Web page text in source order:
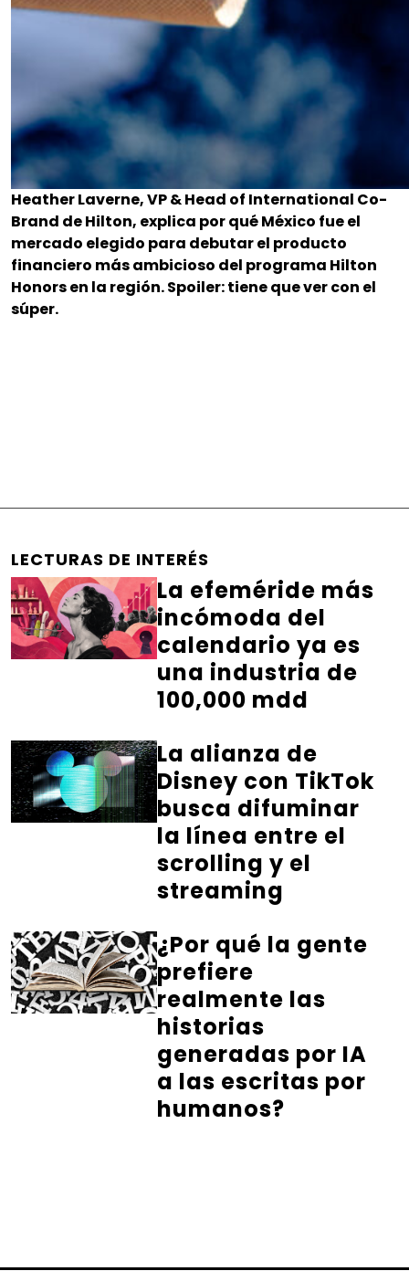
Heather Laverne, VP & Head of International Co-
Brand de Hilton, explica por qué México fue el
mercado elegido para debutar el producto
financiero más ambicioso del programa Hilton
Honors en la región. Spoiler: tiene que ver con el
súper.
LECTURAS DE INTERÉS
La efeméride más
incómoda del
calendario ya es
una industria de
100,000 mdd
La alianza de
Disney con TikTok
busca difuminar
la línea entre el
scrolling y el
streaming
¿Por qué la gente
prefiere
realmente las
historias
generadas por IA
a las escritas por
humanos?